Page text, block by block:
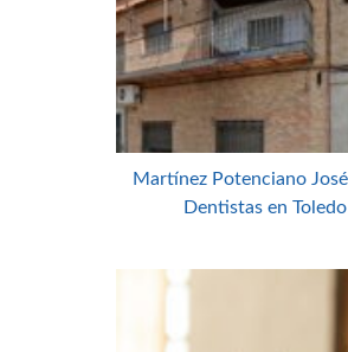
Martínez Potenciano
Dentistas en Toledo